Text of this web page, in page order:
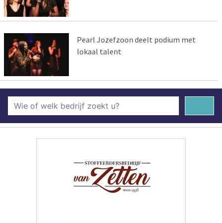
Pearl Jozefzoon deelt podium met
lokaal talent